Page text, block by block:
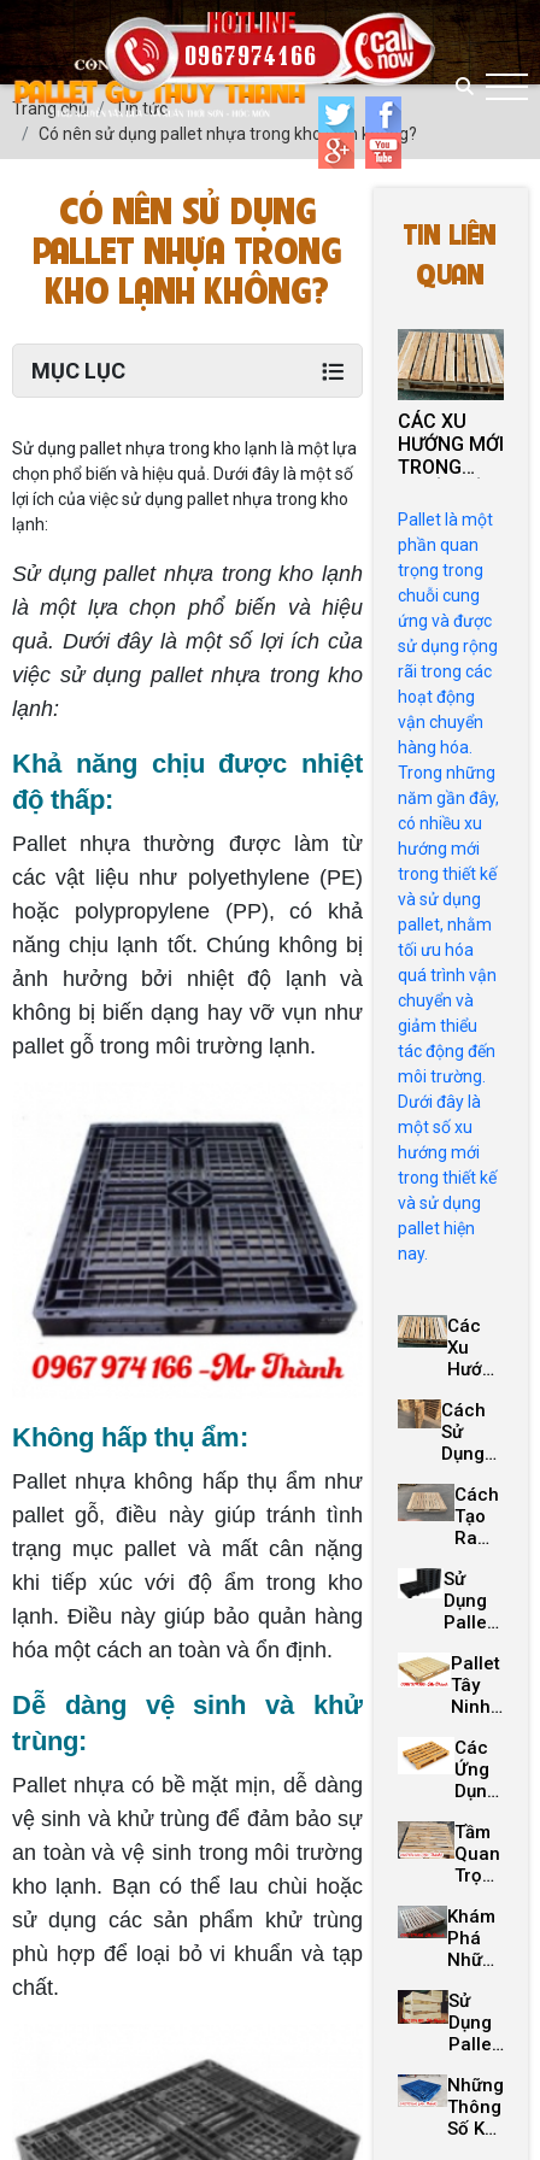
0967974166
Trang chủ
Tin tức
Có nên sử dụng pallet nhựa trong kho lạnh không?
CÓ NÊN SỬ DỤNG
PALLET NHỰA TRONG
KHO LẠNH KHÔNG?
MỤC LỤC
Sử dụng pallet nhựa trong kho lạnh là một lựa
chọn phổ biến và hiệu quả. Dưới đây là một số
lợi ích của việc sử dụng pallet nhựa trong kho
lạnh:
Sử dụng pallet nhựa trong kho lạnh
là một lựa chọn phổ biến và hiệu
quả. Dưới đây là một số lợi ích của
việc sử dụng pallet nhựa trong kho
lạnh:
Khả năng chịu được nhiệt
độ thấp:
Pallet nhựa thường được làm từ
các vật liệu như polyethylene (PE)
hoặc polypropylene (PP), có khả
năng chịu lạnh tốt. Chúng không bị
ảnh hưởng bởi nhiệt độ lạnh và
không bị biến dạng hay vỡ vụn như
pallet gỗ trong môi trường lạnh.
Không hấp thụ ẩm:
Pallet nhựa không hấp thụ ẩm như
pallet gỗ, điều này giúp tránh tình
trạng mục pallet và mất cân nặng
khi tiếp xúc với độ ẩm trong kho
lạnh. Điều này giúp bảo quản hàng
hóa một cách an toàn và ổn định.
Dễ dàng vệ sinh và khử
trùng:
Pallet nhựa có bề mặt mịn, dễ dàng
vệ sinh và khử trùng để đảm bảo sự
an toàn và vệ sinh trong môi trường
kho lạnh. Bạn có thể lau chùi hoặc
sử dụng các sản phẩm khử trùng
phù hợp để loại bỏ vi khuẩn và tạp
chất.
TIN LIÊN
QUAN
CÁC XU
HƯỚNG MỚI
TRONG
VÀ SỬ
DỤNG
PALLET
HIỆN NAY
Pallet là một
phần quan
trọng trong
chuỗi cung
ứng và được
sử dụng rộng
rãi trong các
hoạt động
vận chuyển
hàng hóa.
Trong những
năm gần đây,
có nhiều xu
hướng mới
trong thiết kế
và sử dụng
pallet, nhằm
tối ưu hóa
quá trình vận
chuyển và
giảm thiểu
tác động đến
môi trường.
Dưới đây là
một số xu
hướng mới
trong thiết kế
và sử dụng
pallet hiện
nay.
Các
Xu
Hướng
Trong
Thiết
Kế Và
Dụng
Pallet
Hiện
Cách
Sử
Dụng
Để
Tăng
Hiệu
Vận
Chuyển
Và
Chi Phí
Cách
Tạo
Ra
Nội
Thất
Độc
Từ
Các
Pallet
Chế
Sử
Dụng
Pallet
Pháp
Bảo Vệ
Môi
Pallet
Tây
Ninh
Rẻ -
Chất
Lượng
Các
Ứng
Dụng
Tiến
Của
Pallet
Chuỗi
Cung
Ứng
Đại
Tầm
Quan
Trọng
Pallet
Trảng
Bàng
Sản
Xuất
Khám
Phá
Những
Tạo
Của
Pallet
Cầu
Tại
Pallet
Sử
Dụng
Pallet
Thành
Để
Tăng
Những
Thông
Số Kỹ